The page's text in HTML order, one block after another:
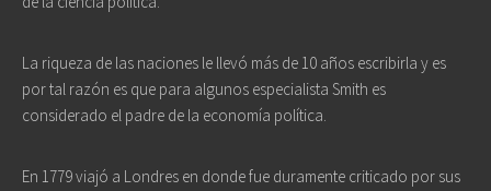
La riqueza de las naciones le llevó más de 10 años escribirla y es
por tal razón es que para algunos especialista Smith es
considerado el padre de la economía política.
En 1779 viajó a Londres en donde fue duramente criticado por sus